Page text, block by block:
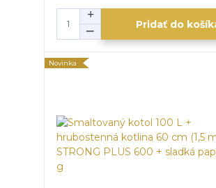
Pridať do
Novinka